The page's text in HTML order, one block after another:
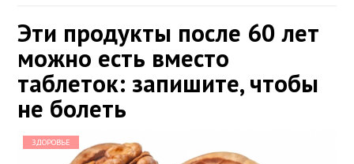
Эти продукты после 60 лет
можно есть вместо
таблеток: запишите, чтобы
не болеть
ЗДОРОВЬЕ